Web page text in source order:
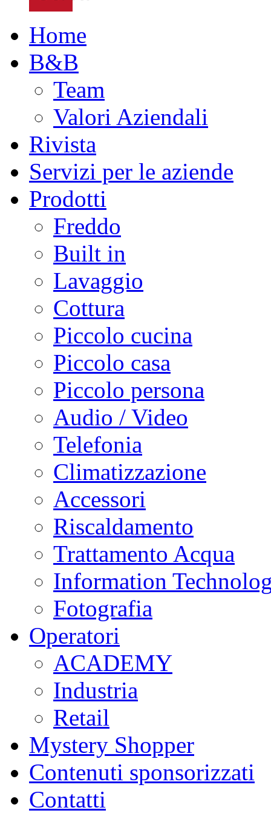
Home
B&B
Team
Valori Aziendali
Rivista
Servizi per le aziende
Prodotti
Freddo
Built in
Lavaggio
Cottura
Piccolo cucina
Piccolo casa
Piccolo persona
Audio / Video
Telefonia
Climatizzazione
Accessori
Riscaldamento
Trattamento Acqua
Information
Fotografia
Operatori
ACADEMY
Industria
Retail
Mystery Shopper
Contenuti sponsorizzati
Contatti